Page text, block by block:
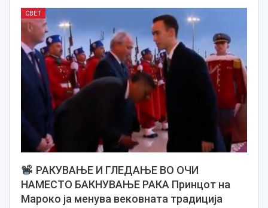
СВЕТ
РАКУВАЊЕ И ГЛЕДАЊЕ ВО ОЧИ
НАМЕСТО БАКНУВАЊЕ РАКА Принцот на
Мароко ја менува вековната традиција